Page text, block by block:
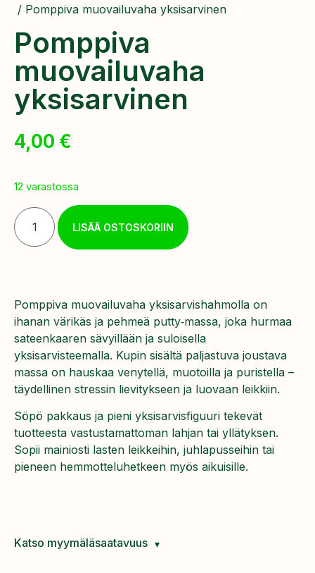
/ Pomppiva muovailuvaha yksisarvinen
Pomppiva
muovailuvaha
yksisarvinen
4,00 €
12 varastossa
LISÄÄ OSTOSKORIIN
Pomppiva muovailuvaha yksisarvishahmolla on
ihanan värikäs ja pehmeä putty‑massa, joka hurmaa
sateenkaaren sävyillään ja suloisella
yksisarvisteemalla. Kupin sisältä paljastuva joustava
massa on hauskaa venytellä, muotoilla ja puristella –
täydellinen stressin lievitykseen ja luovaan leikkiin.
Söpö pakkaus ja pieni yksisarvisfiguuri tekevät
tuotteesta vastustamattoman lahjan tai yllätyksen.
Sopii mainiosti lasten leikkeihin, juhlapusseihin tai
pieneen hemmotteluhetkeen myös aikuisille.
Katso myymäläsaatavuus